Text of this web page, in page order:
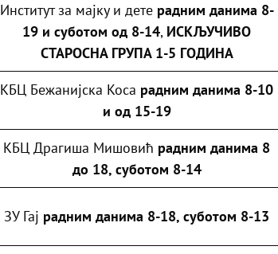
Институт за мајку и дете радним данима 8-
19 и суботом од 8-14, ИСКЉУЧИВО
СТАРОСНА ГРУПА 1-5 ГОДИНА
КБЦ Бежанијска Коса радним данима 8-10
и од 15-19
КБЦ Драгиша Мишовић радним данима 8
до 18, суботом 8-14
ЗУ Гај радним данима 8-18, суботом 8-13